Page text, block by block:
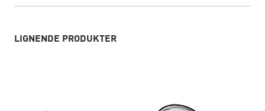
LIGNENDE PRODUKTER